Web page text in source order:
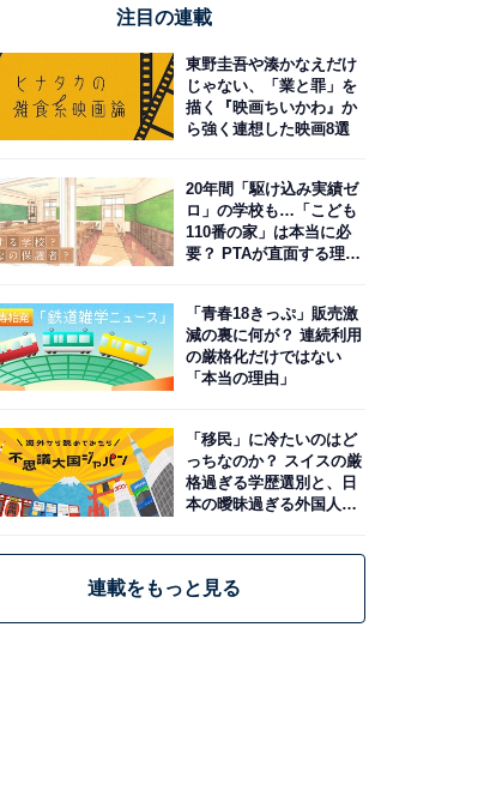
注目の連載
東野圭吾や湊かなえだけ
じゃない、「業と罪」を
描く『映画ちいかわ』か
ら強く連想した映画8選
20年間「駆け込み実績ゼ
ロ」の学校も…「こども
110番の家」は本当に必
要？ PTAが直面する理想
「青春18きっぷ」販売激
減の裏に何が？ 連続利用
の厳格化だけではない
「本当の理由」
「移民」に冷たいのはど
っちなのか？ スイスの厳
格過ぎる学歴選別と、日
本の曖昧過ぎる外国人政
連載をもっと見る